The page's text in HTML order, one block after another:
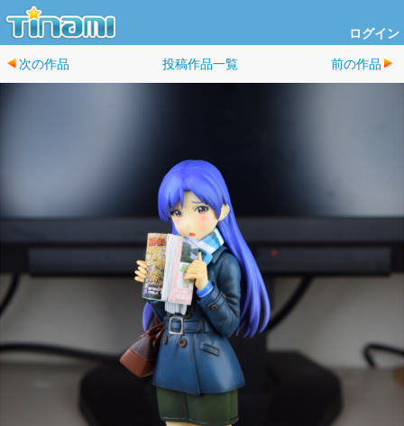
ログイン
次の作品 投稿作品一覧 前の作品